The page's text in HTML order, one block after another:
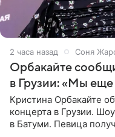
2 часа назад Соня
Орбакайте
в Грузии: «Мы
Кристина Орбакайте
концерта в Грузии.
в Батуми. Певица